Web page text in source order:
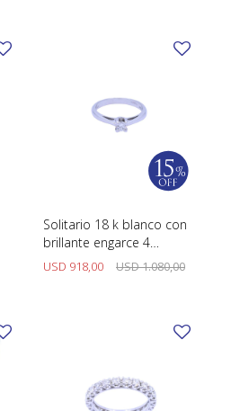
Solitario 18 k blanco con
brillante engarce 4
puntas.
USD 918,00 USD1.080,00